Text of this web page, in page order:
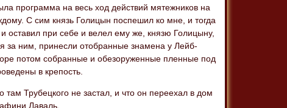
программа на весь ход действий мятежников на
С сим князь Голицын поспешил ко мне, и тогда
оставил при себе и велел ему же, князю Голицыну,
за ним, принесли отобранные знамена у Лейб-
потом собранные и обезоруженные пленные под
в крепость.
там Трубецкого не застал, и что он переехал в дом
Лаваль.